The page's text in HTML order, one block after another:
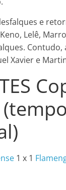
e
Lelê,
Contudo,
Xavier e
1 x 1